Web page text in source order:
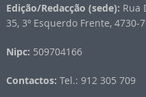
Edição/Redacção (sede): Rua
35, 3º Esquerdo Frente, 4730-
Nipc: 509704166
Contactos: Tel.: 912 305 709